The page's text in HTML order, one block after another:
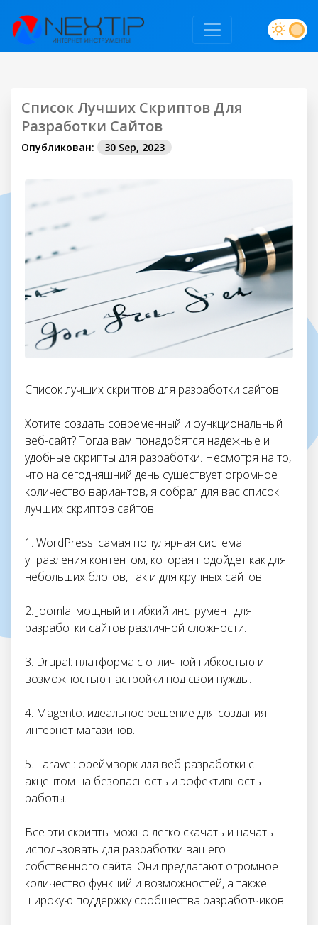
Список Лучших Скриптов Для
Разработки Сайтов
Опубликован: 30 Sep, 2023
Список лучших скриптов для разработки сайтов
Хотите создать современный и функциональный
веб-сайт? Тогда вам понадобятся надежные и
удобные скрипты для разработки. Несмотря на то,
что на сегодняшний день существует огромное
количество вариантов, я собрал для вас список
лучших скриптов сайтов.
1. WordPress: самая популярная система
управления контентом, которая подойдет как для
небольших блогов, так и для крупных сайтов.
2. Joomla: мощный и гибкий инструмент для
разработки сайтов различной сложности.
3. Drupal: платформа с отличной гибкостью и
возможностью настройки под свои нужды.
4. Magento: идеальное решение для создания
интернет-магазинов.
5. Laravel: фреймворк для веб-разработки с
акцентом на безопасность и эффективность
работы.
Все эти скрипты можно легко скачать и начать
использовать для разработки вашего
собственного сайта. Они предлагают огромное
количество функций и возможностей, а также
широкую поддержку сообщества разработчиков.